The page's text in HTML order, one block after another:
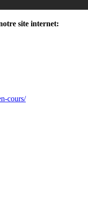
site internet:
cours/